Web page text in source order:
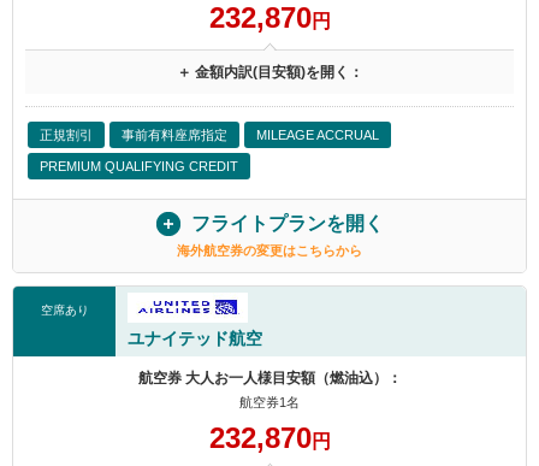
232,870円
＋ 金額内訳(目安額)を開く：
正規割引 事前有料座席指定 MILEAGE ACCRUAL
PREMIUM QUALIFYING CREDIT
フライトプランを開く
海外航空券の変更はこちらから
空席あり
ユナイテッド航空
航空券 大人お一人様目安額（燃油込）：
航空券1名
232,870円